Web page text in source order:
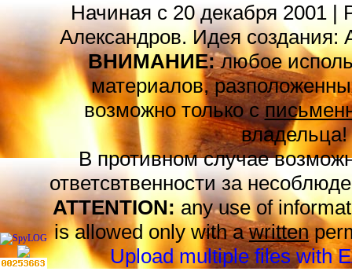
Начиная с 20 декабря 2001 |
Александров. Идея создания:
ВНИМАНИЕ:любое
материалов,
возможно только с
владельца!
В противном случае
ответсвтвенности за
ATTENTION:any use of
is allowed only with awritten
Upload multiple files with